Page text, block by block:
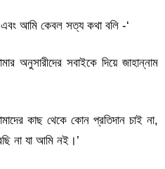
আমি কেবল সত্য কথা বলি -‘
সবাইকে দিয়ে জাহান্নাম
কাছ থেকে কোন প্রতিদান চাই না,
না যা আমি নই।’